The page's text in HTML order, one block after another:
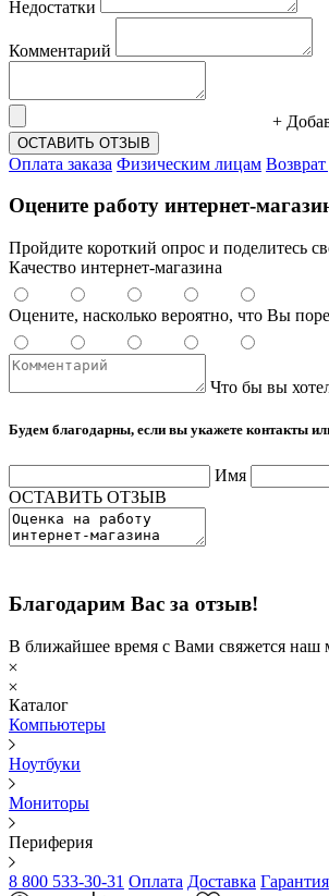
Недостатки
Комментарий
+
ОСТАВИТЬ ОТЗЫВ
Оплата заказа Физическим лицам Возврат
Оцените работу интернет-
Пройдите короткий опрос и поделитесь
Качество интернет-магазина
Оцените, насколько вероятно, что Вы
Что бы вы
Будем благодарны, если вы укажете контакты
Имя
ОСТАВИТЬ ОТЗЫВ
Благодарим Вас за отзыв!
В ближайшее время с Вами свяжется наш
Каталог
Компьютеры
Ноутбуки
Мониторы
Периферия
8 800 533-30-31 Оплата Доставка Гарантия